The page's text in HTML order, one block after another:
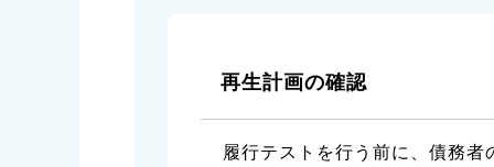
再生計画の確認
履行テストを行う前に、債務